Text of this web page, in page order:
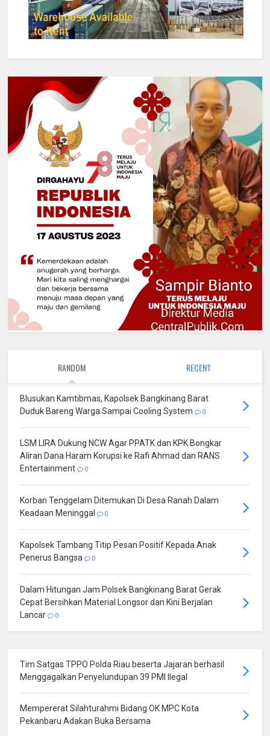
RANDOM RECENT
Blusukan Kamtibmas, Kapolsek Bangkinang Barat
Duduk Bareng Warga Sampai Cooling System
0
LSM LIRA Dukung NCW Agar PPATK dan KPK Bongkar
Aliran Dana Haram Korupsi ke Rafi Ahmad dan RANS
Entertainment
0
Korban Tenggelam Ditemukan Di Desa Ranah Dalam
Keadaan Meninggal
0
Kapolsek Tambang Titip Pesan Positif Kepada Anak
Penerus Bangsa
0
Dalam Hitungan Jam Polsek Bangkinang Barat Gerak
Cepat Bersihkan Material Longsor dan Kini Berjalan
Lancar
0
Tim Satgas TPPO Polda Riau beserta Jajaran berhasil
Menggagalkan Penyelundupan 39 PMI Ilegal
Mempererat Silahturahmi Bidang OK MPC Kota
Pekanbaru Adakan Buka Bersama